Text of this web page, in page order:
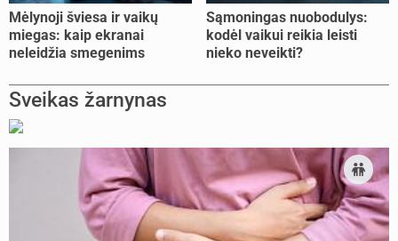
Mėlynoji šviesa ir vaikų
miegas: kaip ekranai
neleidžia smegenims
Sąmoningas nuobodulys:
kodėl vaikui reikia leisti
nieko neveikti?
Sveikas žarnynas